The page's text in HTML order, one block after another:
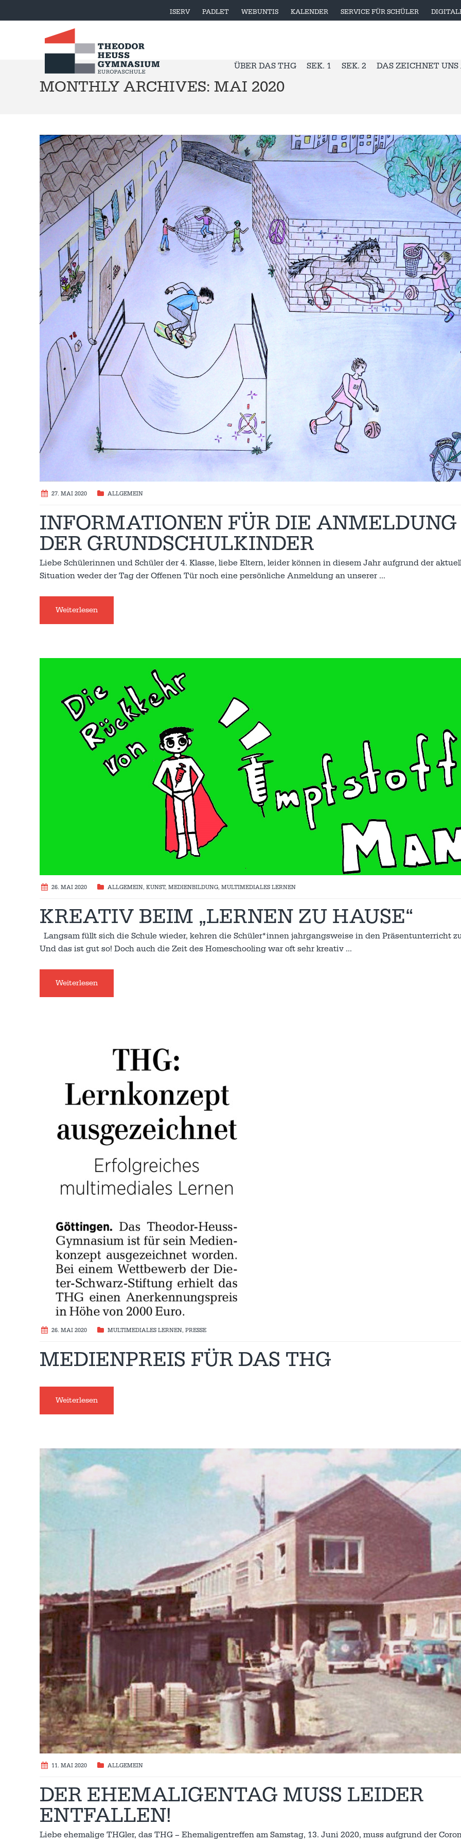
ISERV PADLET WEBUNTIS KALENDER SERVICE FÜR SCHÜLER
ÜBER DAS THG SEK. 1 SEK. 2 DAS ZEICHNET UNS
MONTHLY ARCHIVES: MAI 2020
27. MAI 2020 ALLGEMEIN
INFORMATIONEN FÜR DIE ANMELDUNG
DER GRUNDSCHULKINDER
Liebe Schülerinnen und Schüler der 4. Klasse, liebe Eltern, leider können in diesem Jahr aufgrund der
Situation weder der Tag der Offenen Tür noch eine persönliche Anmeldung an unserer …
Weiterlesen
26. MAI 2020 ALLGEMEIN, KUNST, MEDIENBILDUNG, MULTIMEDIALES LERNEN
KREATIV BEIM „LERNEN ZU HAUSE“
Langsam füllt sich die Schule wieder, kehren die Schüler*innen jahrgangsweise in den Präsentunterricht
Und das ist gut so! Doch auch die Zeit des Homeschooling war oft sehr kreativ …
Weiterlesen
26. MAI 2020 MULTIMEDIALES LERNEN, PRESSE
MEDIENPREIS FÜR DAS THG
Weiterlesen
11. MAI 2020 ALLGEMEIN
DER EHEMALIGENTAG MUSS LEIDER
ENTFALLEN!
Liebe ehemalige THGler, das THG – Ehemaligentreffen am Samstag, 13. Juni 2020, muss aufgrund der